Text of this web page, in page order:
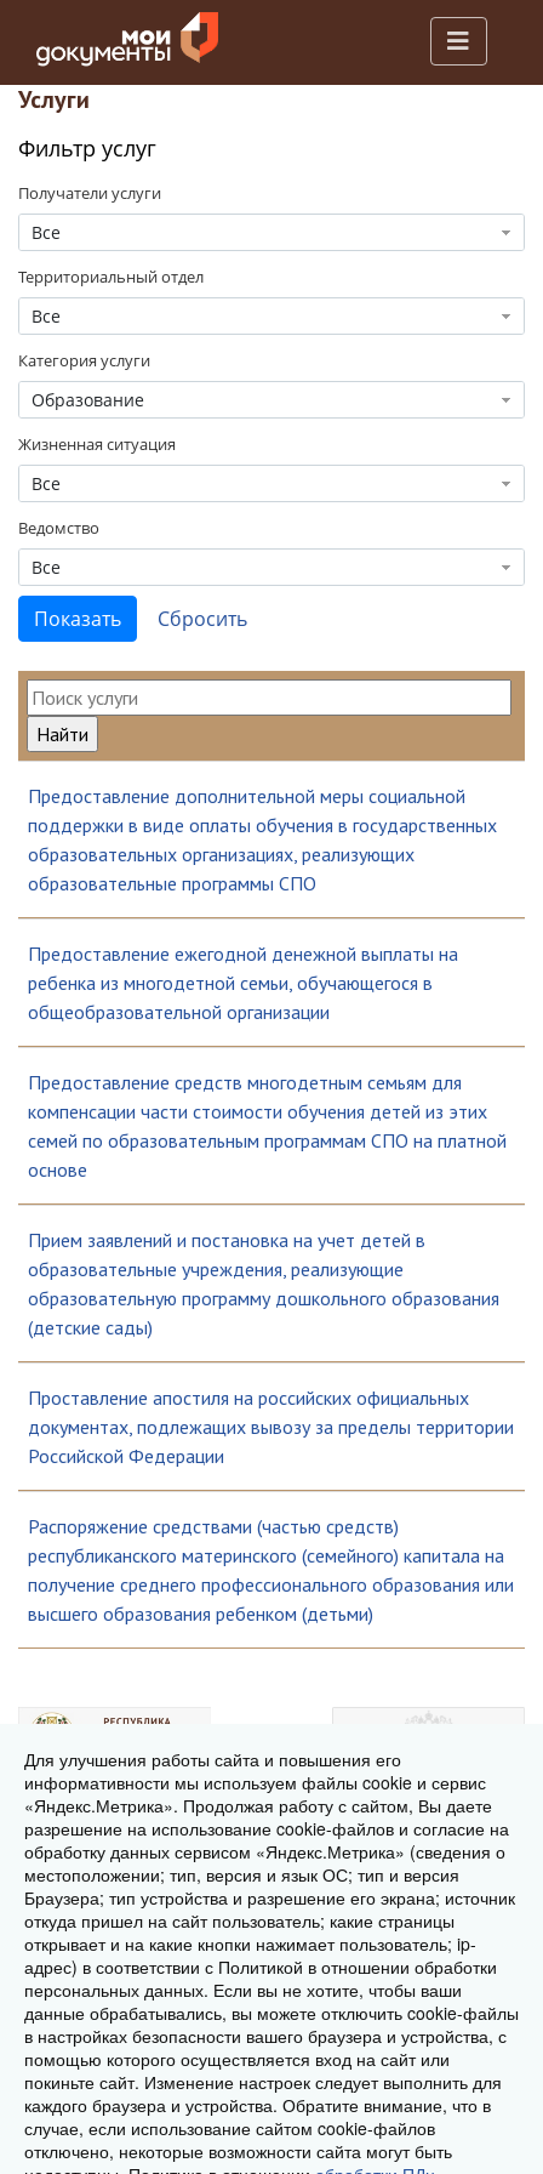
Услуги
Фильтр услуг
Получатели услуги
Все
Территориальный отдел
Все
Категория услуги
Образование
Жизненная ситуация
Все
Ведомство
Все
Предоставление дополнительной меры социальной
поддержки в виде оплаты обучения в государственных
образовательных организациях, реализующих
образовательные программы СПО
Предоставление ежегодной денежной выплаты на
ребенка из многодетной семьи, обучающегося в
общеобразовательной организации
Предоставление средств многодетным семьям для
компенсации части стоимости обучения детей из этих
семей по образовательным программам СПО на платной
основе
Прием заявлений и постановка на учет детей в
образовательные учреждения, реализующие
образовательную программу дошкольного образования
(детские сады)
Проставление апостиля на российских официальных
документах, подлежащих вывозу за пределы территории
Российской Федерации
Распоряжение средствами (частью средств)
республиканского материнского (семейного) капитала на
получение среднего профессионального образования или
высшего образования ребенком (детьми)
2014-2026 © Многофункциональный центр
предоставления
государственных и муниципальных услуг Республики
Хакасия
Наш адрес:
655016, Россия, Республика Хакасия,
г.Абакан, пр.Дружбы Народов, 2А
mfc@mfc-19.ru
Для улучшения работы сайта и повышения его
информативности мы используем файлы cookie и сервис
«Яндекс.Метрика». Продолжая работу с сайтом, Вы даете
разрешение на использование cookie-файлов и согласие на
обработку данных сервисом «Яндекс.Метрика» (сведения о
местоположении; тип, версия и язык ОС; тип и версия
Браузера; тип устройства и разрешение его экрана; источник
откуда пришел на сайт пользователь; какие страницы
открывает и на какие кнопки нажимает пользователь; ip-
адрес) в соответствии с Политикой в отношении обработки
персональных данных. Если вы не хотите, чтобы ваши
данные обрабатывались, вы можете отключить cookie-файлы
в настройках безопасности вашего браузера и устройства, с
помощью которого осуществляется вход на сайт или
покиньте сайт. Изменение настроек следует выполнить для
каждого браузера и устройства. Обратите внимание, что в
случае, если использование сайтом cookie-файлов
отключено, некоторые возможности сайта могут быть